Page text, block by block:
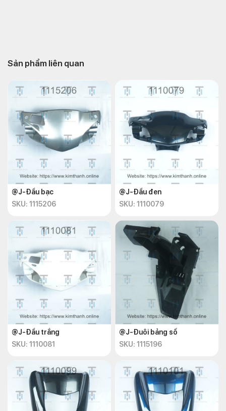
Sản phẩm liên quan
@J-Đầu bạc
SKU: 1115206
@J-Đầu đen
SKU: 1110079
@J-Đầu trắng
SKU: 1110081
@J-Đuôi bảng số
SKU: 1115196